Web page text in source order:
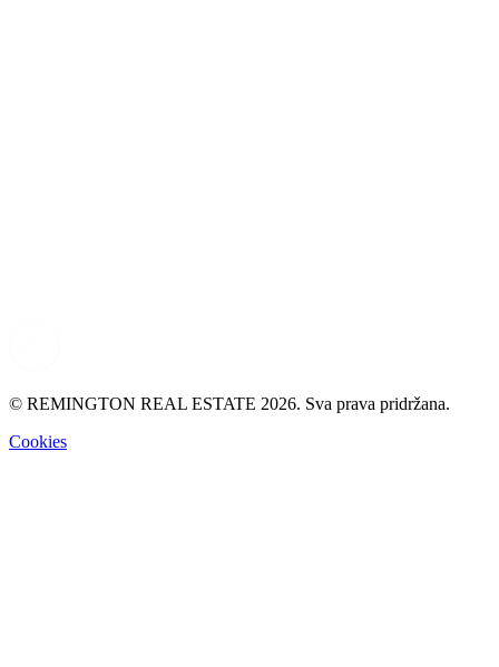
© REMINGTON REAL ESTATE 2026. Sva prava pridržana.
Cookies